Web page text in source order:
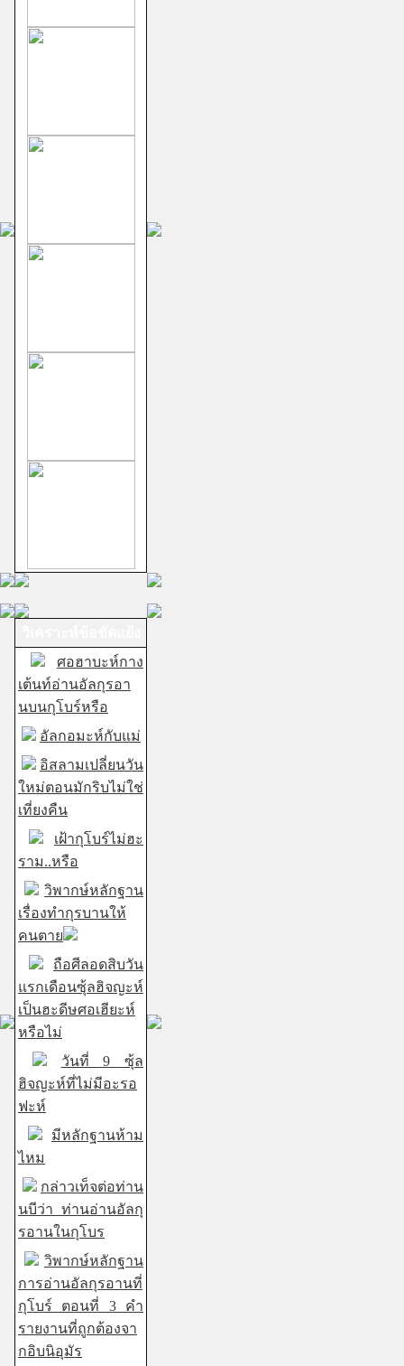
ศอฮาบะห์กาง
เต้นท์อ่านอัลกุรอา
นบนกุโบร์หรือ
อัลกอมะห์กับแม่
อิสลามเปลี่ยนวัน
ใหม่ตอนมักริบไม่ใช่
เที่ยงคืน
เฝ้ากุโบร์ไม่ฮะ
ราม..หรือ
วิพากษ์หลักฐาน
เรื่องทำกุรบานให้
คนตาย
ถือศีลอดสิบวัน
แรกเดือนซุ้ลฮิจญะห์
เป็นฮะดีษศอเฮียะห์
หรือไม่
วันที่ 9 ซุ้ล
ฮิจญะห์ที่ไม่มีอะรอ
ฟะห์
มีหลักฐานห้าม
ไหม
กล่าวเท็จต่อท่าน
นบีว่า ท่านอ่านอัลกุ
รอานในกุโบร
วิพากษ์หลักฐาน
การอ่านอัลกุรอานที่
กุโบร์ ตอนที่ 3 คำ
รายงานที่ถูกต้องจา
กอิบนิอุมัร